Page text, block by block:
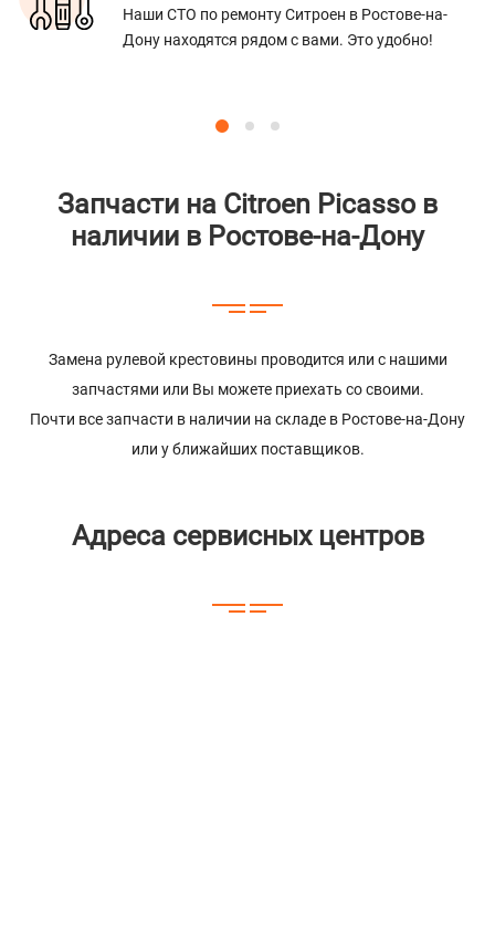
Наши СТО по ремонту Ситроен в Ростове-на-
Дону находятся рядом с вами. Это удобно!
Запчасти на Citroen Picasso в
наличии в Ростове-на-Дону
Замена рулевой крестовины проводится или с нашими
запчастями или Вы можете приехать со своими.
Почти все запчасти в наличии на складе в Ростове-на-Дону
или у ближайших поставщиков.
Адреса сервисных центров